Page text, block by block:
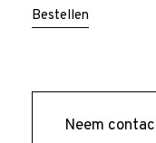
Bestellen
Neem